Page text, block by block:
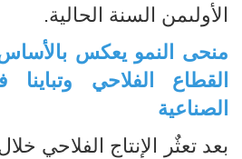
الأولىمن السنة الحالية.
منحى النمو يعكس
القطاع الفلاحي
الصناعية
بعد تعثٌر الإنتاج الفلاحي